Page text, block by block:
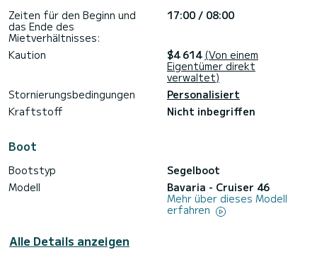
Buchungsanfragen und Angebote werden direkt von
SamBoat bearbeitet. Über die Plattform erhalten Sie die
Zeiten für den Beginn und
das Ende des
Mietverhältnisses:
17:00 / 08:00
Kaution $4 614 (Von einem
Eigentümer direkt
verwaltet)
Stornierungsbedingungen
Personalisiert
Kraftstoff
Nicht inbegriffen
Boot
Bootstyp
Segelboot
Modell
Bavaria - Cruiser 46
Mehr über dieses Modell
erfahren
Alle Details anzeigen